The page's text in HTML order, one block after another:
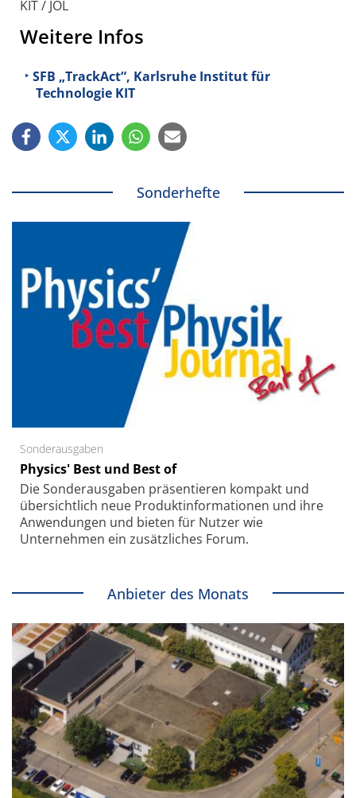
KIT / JOL
Weitere Infos
SFB „TrackAct“, Karlsruhe Institut für
Technologie KIT
Sonderhefte
Sonderausgaben
Physics' Best und Best of
Die Sonder­ausgaben präsentieren kompakt und
übersichtlich neue Produkt­informationen und ihre
Anwendungen und bieten für Nutzer wie
Unternehmen ein zusätzliches Forum.
Anbieter des Monats